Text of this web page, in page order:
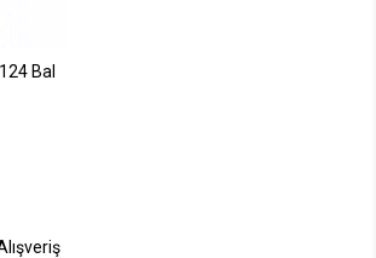
Bal